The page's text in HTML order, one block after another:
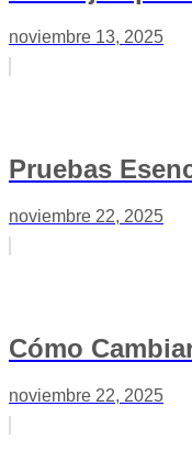
noviembre 13, 2025
Pruebas
noviembre 22, 2025
Cómo
noviembre 22, 2025